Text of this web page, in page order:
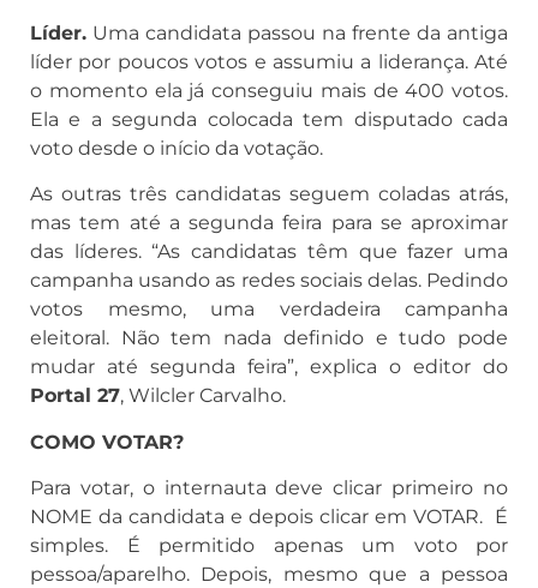
Líder. Uma candidata passou na frente da antiga
líder por poucos votos e assumiu a liderança. Até
o momento ela já conseguiu mais de 400 votos.
Ela e a segunda colocada tem disputado cada
voto desde o início da votação.
As outras três candidatas seguem coladas atrás,
mas tem até a segunda feira para se aproximar
das líderes. “As candidatas têm que fazer uma
campanha usando as redes sociais delas. Pedindo
votos mesmo, uma verdadeira campanha
eleitoral. Não tem nada definido e tudo pode
mudar até segunda feira”, explica o editor do
Portal 27, Wilcler Carvalho.
COMO VOTAR?
Para votar, o internauta deve clicar primeiro no
NOME da candidata e depois clicar em VOTAR. É
simples. É permitido apenas um voto por
pessoa/aparelho. Depois, mesmo que a pessoa